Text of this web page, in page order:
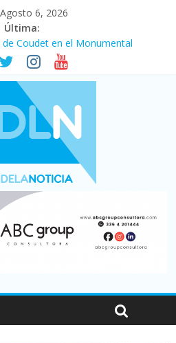
6, 2026
Última:
Coudet en el Monumental
más alto en dos décadas y ya
Santa Fe
41.000 kioscos: el sector
movimiento y consumo
viajaron por el país, un 5,9%
usados en julio: bajó un 12,6%